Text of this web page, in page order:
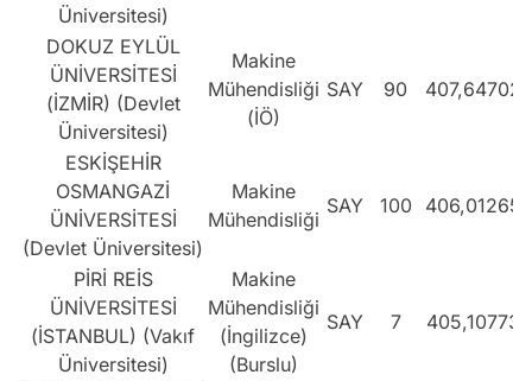
Üniversitesi)
DOKUZ EYLÜL
ÜNİVERSİTESİ
(İZMİR) (Devlet
Üniversitesi)
Makine
Mühendisliği
(İÖ)
SAY 90 407,64702
ESKİŞEHİR
OSMANGAZİ
ÜNİVERSİTESİ
(Devlet Üniversitesi)
Makine
Mühendisliği
SAY 100 406,01265
PİRİ REİS
ÜNİVERSİTESİ
(İSTANBUL) (Vakıf
Üniversitesi)
Makine
Mühendisliği
(İngilizce)
(Burslu)
SAY 7 405,10773